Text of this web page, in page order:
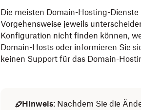
Die meisten Domain-Hosting-
Vorgehensweise jeweils
Konfiguration nicht finden können,
Domain-Hosts oder informieren Sie
keinen Support für das Domain-
Hinweis: Nachdem Sie die